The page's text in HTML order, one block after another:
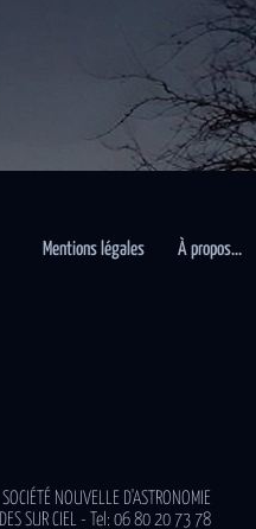
Mentions légales À propos…
SOCIÉTÉ NOUVELLE D'ASTRONOMIE
SUR CIEL - Tel: 06 80 20 73 78